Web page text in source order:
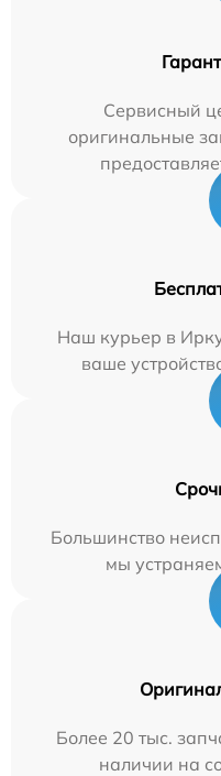
Сервисный
оригинальные
Наш курьер в
ваше
Большинство
мы
Более 20 тыс.
наличии на